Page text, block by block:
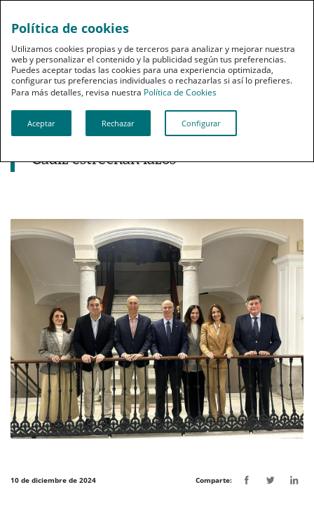
Noticias destacadas
PSN y el Colegio de Farmacéuticos de
Cádiz estrechan lazos
10 de diciembre de 2024 Comparte:
Política de cookies
Utilizamos cookies propias y de terceros para analizar y mejorar nuestra
web y personalizar el contenido y la publicidad según tus preferencias.
Puedes aceptar todas las cookies para una experiencia optimizada,
configurar tus preferencias individuales o rechazarlas si así lo prefieres.
Para más detalles, revisa nuestra Política de Cookies
Aceptar Rechazar Configurar